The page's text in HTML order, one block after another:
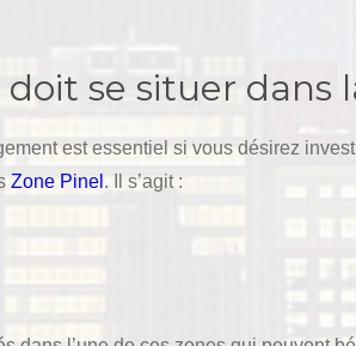
se situer dans
est essentiel si vous désirez
Zone Pinel . Il s’agit :